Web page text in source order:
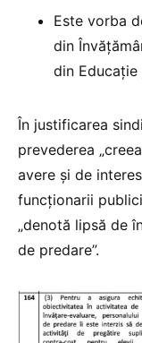
Este vorba
din
din Educație
În justificarea
prevederea
avere și de
funcționarii
„denotă lipsă de
de predare”.